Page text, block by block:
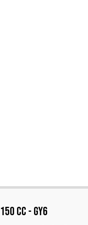
150 cc - gy6